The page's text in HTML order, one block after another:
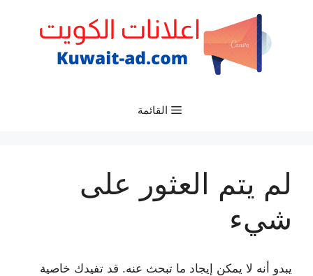
القائمة
لم يتم العثور على
شيء
يبدو أنه لا يمكن إيجاد ما تبحث عنه. قد تفيدك خاصية